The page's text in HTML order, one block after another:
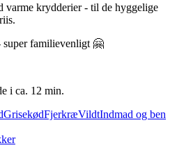
varme krydderier - til de hyggelige
familievenligt 🤗
i ca. 12 min.
GrisekødFjerkræVildtIndmad og ben